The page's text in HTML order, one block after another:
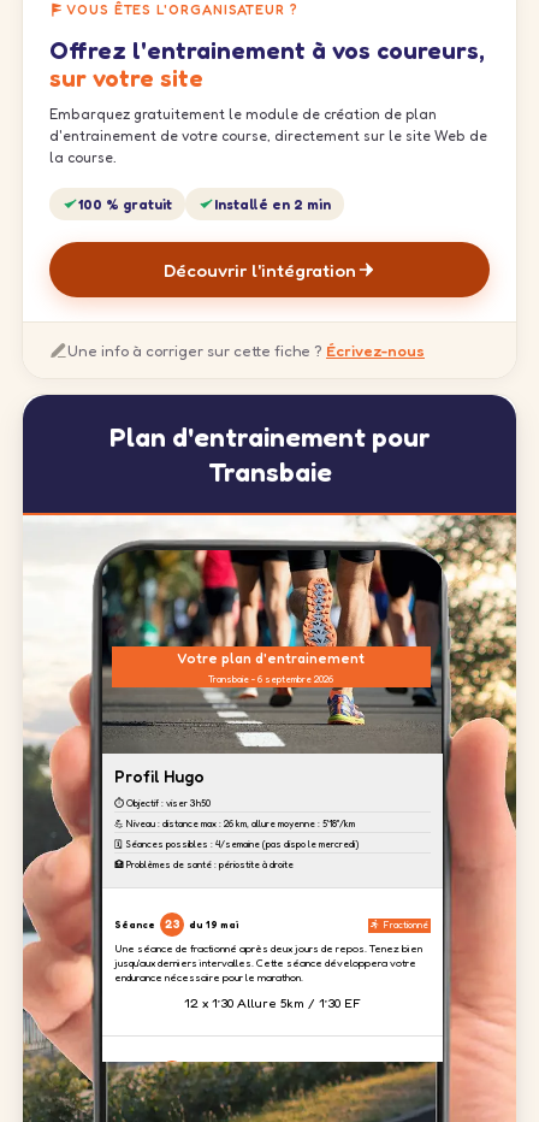
VOUS ÊTES L'ORGANISATEUR ?
Offrez l'entrainement à vos coureurs,
sur votre site
Embarquez gratuitement le module de création de plan
d'entrainement de votre course, directement sur le site Web de
la course.
100 % gratuit Installé en 2 min
Découvrir l'intégration
Une info à corriger sur cette fiche ? Écrivez-nous
Plan d'entrainement pour
Transbaie
Votre plan d'entrainement
Transbaie - 6 septembre 2026
Profil Hugo
⏱️ Objectif : viser 3h50
💪 Niveau : distance max : 26 km, allure moyenne : 5'18''/km
🗓️ Séances possibles : 4/semaine (pas dispo le mercredi)
🏥 Problèmes de santé : périostite à droite
Séance 23 du 19 mai Fractionné
Une séance de fractionné après deux jours de repos. Tenez bien
jusqu'aux derniers intervalles. Cette séance développera votre
endurance nécessaire pour le marathon.
12 x 1’30 Allure 5km / 1’30 EF
Séance 24 du 20 mai Renfo
Aujourd'hui, nous focalisons un travail sur les cuisses afin
d'absorber le dénivelé prévu à Toulouse.